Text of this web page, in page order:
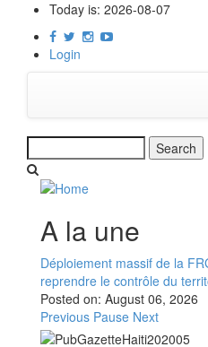
content
Today is: 2026-08-07
Login
A la une
Déploiement massif de la
reprendre le contrôle du
Posted on: August 06, 2026
Previous Pause Next